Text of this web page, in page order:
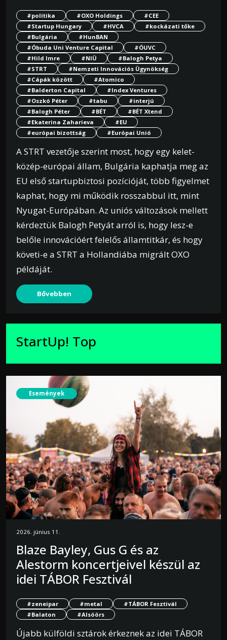
#politika #OXO Holdings
#CEE
#Startup Hungary
#HVCA
#kockázati tőke
#Bulgária
#HunBAN
#Óbuda Uni Venture Capital
#ÓUVC
#Hild Imre
#NIÜ
#Balogh Petya
#STRT
#Nemzeti Innovációs Ügynökség
#Cápák között
#Atomico
#Balderton Capital
#Index Ventures
#Oszkó Péter
#tabu
#interjú
#Balogh Péter
#BÉT
#BÉT Xtend
#Ekaterina Zaharieva
#EU
#európai bizottság
#Európai Unió
A STRT vezetője szerint most, hogy egy kelet-
közép-európai állam, Bulgária kaphatja meg az
EU első startupbiztosi pozícióját, több figyelmet
kaphat, hogy mi működik rosszabbul itt, mint
Nyugat-Európában. Az uniós változások mellett
kérdeztük Balogh Petyát arról is, hogy lesz-e
belőle innovációért felelős államtitkár, és hogy
követi-e a STRT a Hollandiába migrált OXO
példáját.
Bővebben
StartUp! Top
Események
2026. június 11.
Blaze Bayley, Gus G és az
Alestorm koncertjeivel készül az
idei TÁBOR Fesztivál
#zeneipar #metal
#TÁBOR Fesztivál
#Balaton
#Alsóörs
Újabb külföldi sztárok érkeznek az idei TÁBOR